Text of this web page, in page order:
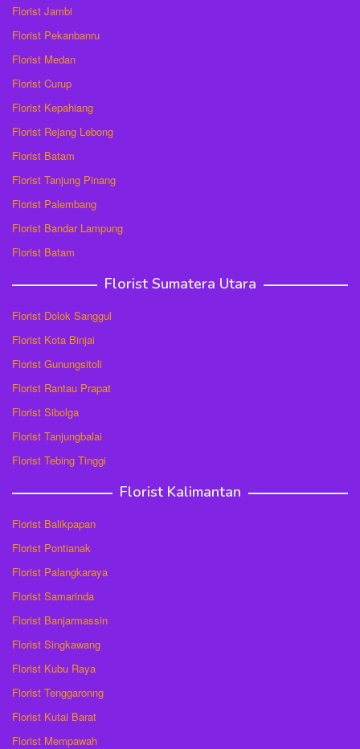
Florist Jambi
Florist Pekanbanru
Florist Medan
Florist Curup
Florist Kepahiang
Florist Rejang Lebong
Florist Batam
Florist Tanjung Pinang
Florist Palembang
Florist Bandar Lampung
Florist Batam
Florist Sumatera Utara
Florist Dolok Sanggul
Florist Kota Binjai
Florist Gunungsitoli
Florist Rantau Prapat
Florist Sibolga
Florist Tanjungbalai
Florist Tebing Tinggi
Florist Kalimantan
Florist Balikpapan
Florist Pontianak
Florist Palangkaraya
Florist Samarinda
Florist Banjarmassin
Florist Singkawang
Florist Kubu Raya
Florist Tenggaronng
Florist Kutai Barat
Florist Mempawah